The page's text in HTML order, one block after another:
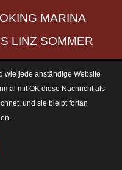
wie jede anständige Website
mit OK diese Nachricht als
und sie bleibt fortan